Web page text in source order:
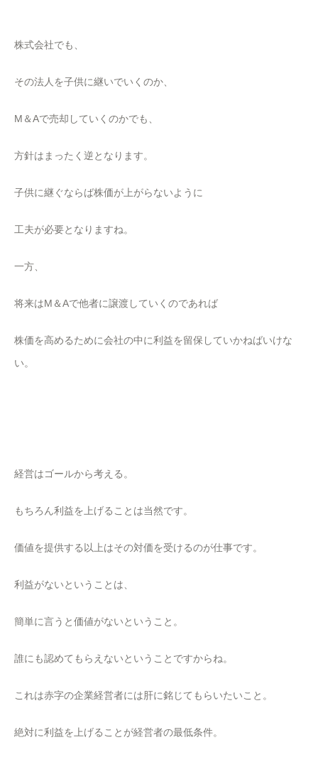
株式会社でも、
その法人を子供に継いでいくのか、
M＆Aで売却していくのかでも、
方針はまったく逆となります。
子供に継ぐならば株価が上がらないように
工夫が必要となりますね。
一方、
将来はM＆Aで他者に譲渡していくのであれば
株価を高めるために会社の中に利益を留保していかねばいけな
い。
経営はゴールから考える。
もちろん利益を上げることは当然です。
価値を提供する以上はその対価を受けるのが仕事です。
利益がないということは、
簡単に言うと価値がないということ。
誰にも認めてもらえないということですからね。
これは赤字の企業経営者には肝に銘じてもらいたいこと。
絶対に利益を上げることが経営者の最低条件。